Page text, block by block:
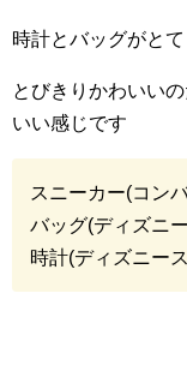
時計とバッグがと
とびきりかわいい
いい感じです
スニーカー(コン
バッグ(ディズニ
時計(ディズニー